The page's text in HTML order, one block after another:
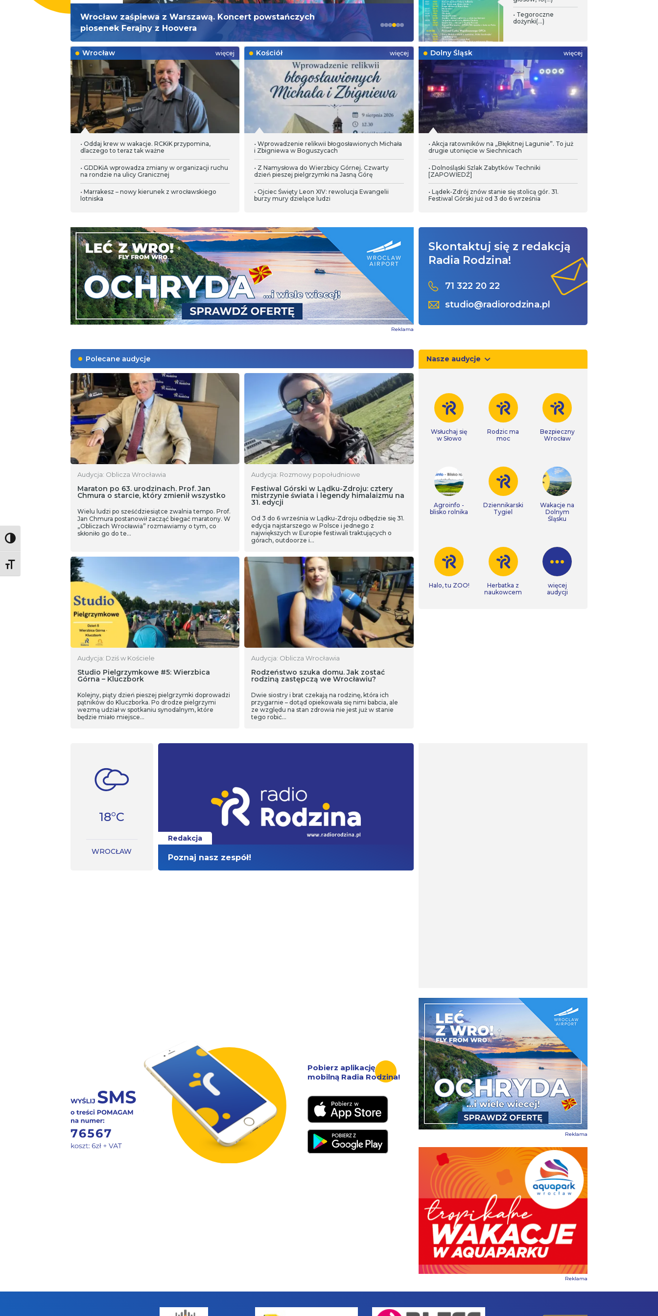
Toggle High Contrast
Toggle Font size
Wrocław zaśpiewa z Warszawą. Koncert powstańczych
piosenek Ferajny z Hoovera
Trzeci dzień Pieszej Pielgrzymki. „Jeśli przejdę trzeci
dzień, to już dojdę na Jasną Górę”
• Tegoroczne
dożynki(...)
Skontaktuj się z redakcją
Radia Rodzina!
71 322 20 22
studio@radiorodzina.pl
Reklama
Wrocław więcej
• Oddaj krew w wakacje. RCKiK przypomina,
dlaczego to teraz tak ważne
• GDDKiA wprowadza zmiany w organizacji ruchu
na rondzie na ulicy Granicznej
• Marrakesz – nowy kierunek z wrocławskiego
lotniska
Kościół więcej
• Wprowadzenie relikwii błogosławionych Michała
i Zbigniewa w Boguszycach
• Z Namysłowa do Wierzbicy Górnej. Czwarty
dzień pieszej pielgrzymki na Jasną Górę
• Ojciec Święty Leon XIV: rewolucja Ewangelii
burzy mury dzielące ludzi
Dolny Śląsk więcej
• Akcja ratowników na „Błękitnej Lagunie”. To już
drugie utonięcie w Siechnicach
• Dolnośląski Szlak Zabytków Techniki
[ZAPOWIEDŹ]
• Lądek-Zdrój znów stanie się stolicą gór. 31.
Festiwal Górski już od 3 do 6 września
Polecane audycje
Audycja: Oblicza Wrocławia
Maraton po 63. urodzinach. Prof. Jan
Chmura o starcie, który zmienił wszystko
Wielu ludzi po sześćdziesiątce zwalnia tempo. Prof.
Jan Chmura postanowił zacząć biegać maratony. W
„Obliczach Wrocławia” rozmawiamy o tym, co
skłoniło go do te…
Audycja: Rozmowy popołudniowe
Festiwal Górski w Lądku-Zdroju: cztery
mistrzynie świata i legendy himalaizmu na
31. edycji
Od 3 do 6 września w Lądku-Zdroju odbędzie się 31.
edycja najstarszego w Polsce i jednego z
największych w Europie festiwali traktujących o
górach, outdoorze i…
Audycja: Dziś w Kościele
Studio Pielgrzymkowe #5: Wierzbica
Górna – Kluczbork
Kolejny, piąty dzień pieszej pielgrzymki doprowadzi
pątników do Kluczborka. Po drodze pielgrzymi
wezmą udział w spotkaniu synodalnym, które
będzie miało miejsce…
Audycja: Oblicza Wrocławia
Rodzeństwo szuka domu. Jak zostać
rodziną zastępczą we Wrocławiu?
Dwie siostry i brat czekają na rodzinę, która ich
przygarnie – dotąd opiekowała się nimi babcia, ale
ze względu na stan zdrowia nie jest już w stanie
tego robić…
Nasze audycje
Wsłuchaj się
w Słowo
Rodzic ma
moc
Bezpieczny
Wrocław
Agroinfo -
blisko rolnika
Dziennikarski
Tygiel
Wakacje na
Dolnym
Śląsku
Halo, tu ZOO!
Herbatka z
naukowcem
więcej
audycji
18°C
WROCŁAW
Redakcja
Poznaj nasz zespół!
Reklama
Reklama
Pobierz aplikację
mobilną Radia Rodzina!